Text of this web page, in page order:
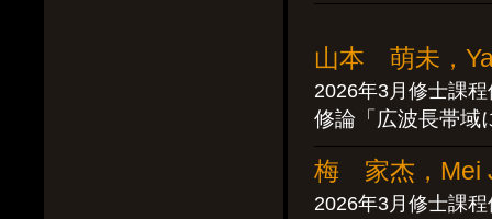
山本 萌未，
2026年3月修士課
修論「広波長帯域
梅 家杰，Mei
2026年3月修士課